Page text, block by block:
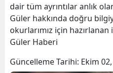
dair tüm ayrıntılar anlık
Güler hakkında doğru
okurlarımız için hazırlanan
Güler Haberi
Güncelleme Tarihi: Ekim